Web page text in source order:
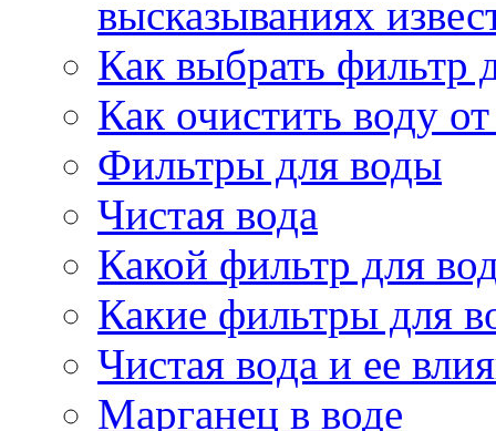
высказываниях
Как выбрать фильтр
Как очистить воду
Фильтры для воды
Чистая вода
Какой фильтр для
Какие фильтры для
Чистая вода и ее
Марганец в воде